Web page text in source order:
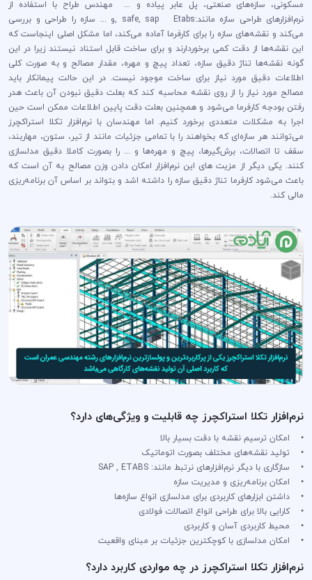
مسکونی، سازه‌های صنعتی، پل عابر پیاده و ... مهندس طراح با استفاده از
نرم‌افزار‌های طراحی سازه مانند:safe, sap Etabs ,و ... سازه را طراحی و بررسی
می‌کند و نقشه‌های سازه را برای کارفرما آماده می‌کند، اما مشکل اصلی اینجاست که
این نقشه‌ها از دقت کمی برخوردارند و برای ساخت قابل استناد نیستند زیرا در این
گونه نقشه‌ها تناژ دقیق سازه، تعداد پیچ و مهره، مقدار مصالح و به صورت کلی
اطلاعات دقیق مورد نیاز برای ساخت موجود نیست. در این حالت پیمانکار باید
مصالح مورد نیاز را از روی نقشه محاسبه کند که بعلت دقیق نبودن آن باعث هدر
رفتن بودجه کارفرما می‌شود و همچنین بعلت دقت پایین اطلاعات ممکن است حین
اجرا به مشکلات متعددی برخورد کنیم. اما مهندسان با نرم‌افزار تکلا استراکچرز
می‌توانند هر سازه‌ای که بخواهند را با تمامی جزئیات مانند از تیر، ستون، مهاربند،
سقف تا اتصالات، برش‌گیرها، پیچ و مهره‌ها و ... را بصورت کاملا دقیق مدلسازی
کنند. یکی دیگر از مزیت های این نرم‌افزار امکان دادن وزن مصالح به آن است که
باعث می‌شود کارفرما تناژ دقیق سازه را داشته اشد و بتواند بر اساس آن برنامه‌ریزی
مالی کند.
نرم‌افزار تکلا استراکچرز چه قابلیت و ویژگی‌های دارد؟
• امکان ترسیم نقشه با دقت بسیار بالا
• تولید نقشه‌های مختلف بصورت اتوماتیک
• سازگاری با دیگر نرم‌افزار‌های نرتبط مانند: SAP , ETABS
• امکان برنامه‌ریزی و مدیریت سازه
• داشتن ابزار‌های کاربردی برای مدلسازی انواع سازه‌ها
• کارایی بالا برای طراحی انواع اتصالات فولادی
• محیط کاربردی آسان و کاربردی
• امکان مدلسازی با کوچکترین جزئیات بر مبنای واقعیت
نرم‌افزار تکلا استراکچرز در چه مواردی کاربرد دارد؟